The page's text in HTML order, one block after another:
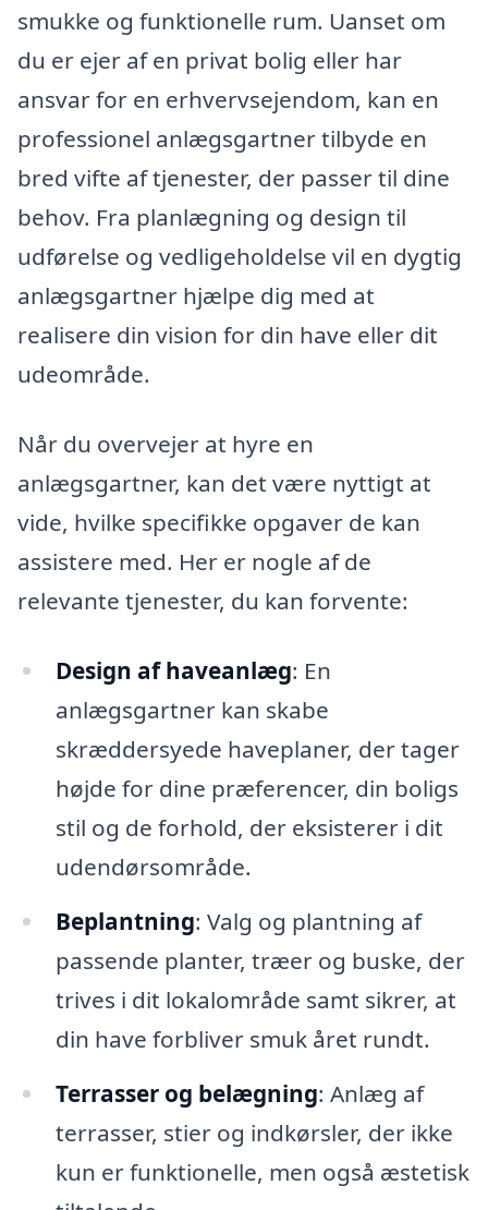
smukke og funktionelle rum. Uanset om
du er ejer af en privat bolig eller har
ansvar for en erhvervsejendom, kan en
professionel anlægsgartner tilbyde en
bred vifte af tjenester, der passer til dine
behov. Fra planlægning og design til
udførelse og vedligeholdelse vil en dygtig
anlægsgartner hjælpe dig med at
realisere din vision for din have eller dit
udeområde.
Når du overvejer at hyre en
anlægsgartner, kan det være nyttigt at
vide, hvilke specifikke opgaver de kan
assistere med. Her er nogle af de
relevante tjenester, du kan forvente:
Design af haveanlæg: En
anlægsgartner kan skabe
skræddersyede haveplaner, der tager
højde for dine præferencer, din boligs
stil og de forhold, der eksisterer i dit
udendørsområde.
Beplantning: Valg og plantning af
passende planter, træer og buske, der
trives i dit lokalområde samt sikrer, at
din have forbliver smuk året rundt.
Terrasser og belægning: Anlæg af
terrasser, stier og indkørsler, der ikke
kun er funktionelle, men også æstetisk